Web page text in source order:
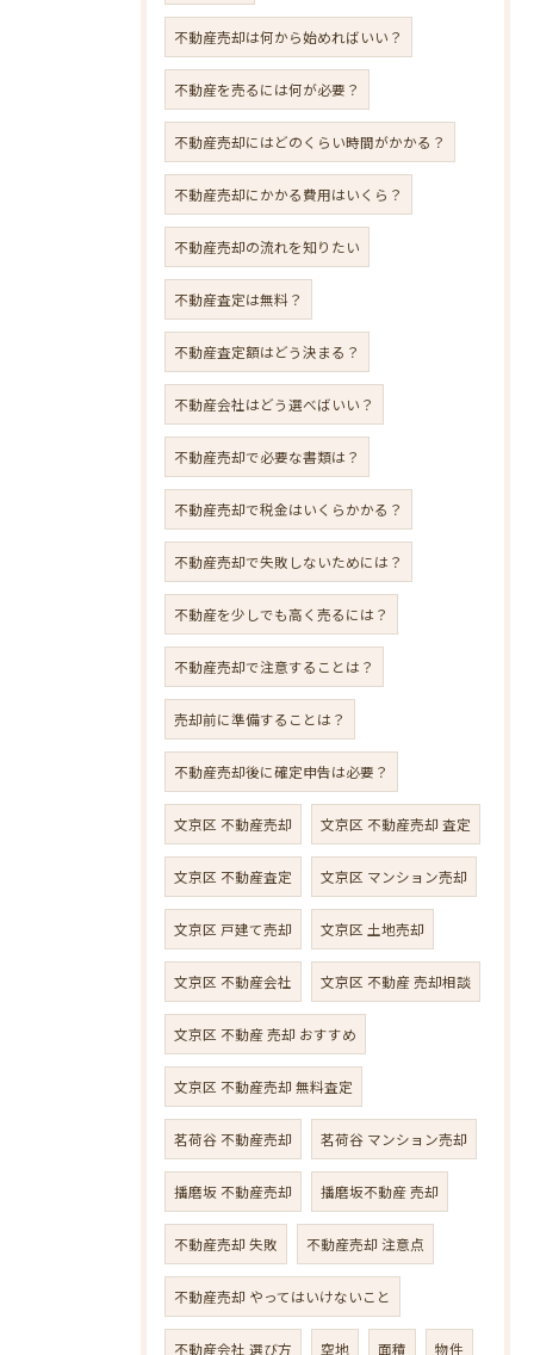
不動産売却は何から始めればいい？
不動産を売るには何が必要？
不動産売却にはどのくらい時間がかかる？
不動産売却にかかる費用はいくら？
不動産売却の流れを知りたい
不動産査定は無料？
不動産査定額はどう決まる？
不動産会社はどう選べばいい？
不動産売却で必要な書類は？
不動産売却で税金はいくらかかる？
不動産売却で失敗しないためには？
不動産を少しでも高く売るには？
不動産売却で注意することは？
売却前に準備することは？
不動産売却後に確定申告は必要？
文京区 不動産売却 文京区 不動産売却 査定
文京区 不動産査定 文京区 マンション売却
文京区 戸建て売却 文京区 土地売却
文京区 不動産会社 文京区 不動産 売却相談
文京区 不動産 売却 おすすめ
文京区 不動産売却 無料査定
茗荷谷 不動産売却 茗荷谷 マンション売却
播磨坂 不動産売却 播磨坂不動産 売却
不動産売却 失敗 不動産売却 注意点
不動産売却 やってはいけないこと
不動産会社 選び方 空地 面積 物件